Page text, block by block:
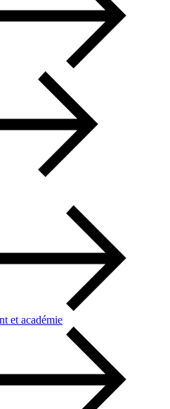
et académie